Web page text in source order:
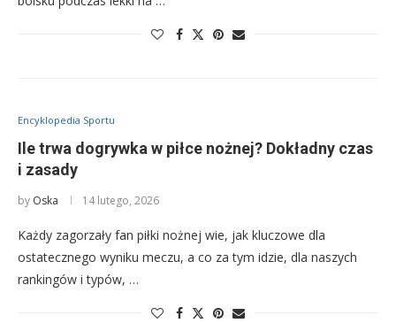
Encyklopedia Sportu
Ile trwa dogrywka w piłce nożnej? Dokładny czas
i zasady
by Oska 14 lutego, 2026
Każdy zagorzały fan piłki nożnej wie, jak kluczowe dla
ostatecznego wyniku meczu, a co za tym idzie, dla naszych
rankingów i typów, …